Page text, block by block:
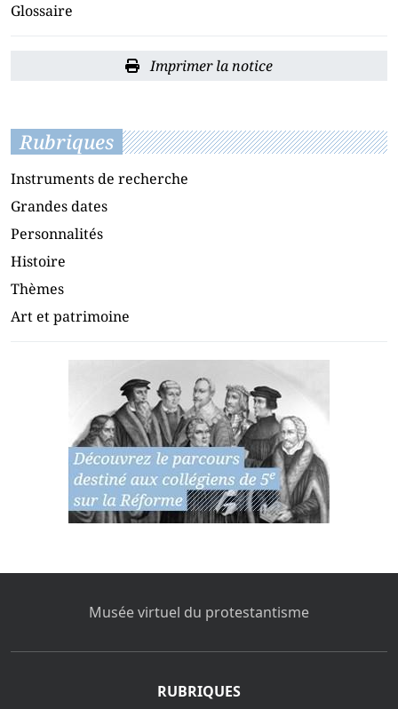
Glossaire
Imprimer la notice
Rubriques
Instruments de recherche
Grandes dates
Personnalités
Histoire
Thèmes
Art et patrimoine
Musée virtuel du protestantisme
RUBRIQUES